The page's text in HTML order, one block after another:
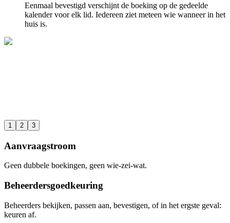
Eenmaal bevestigd verschijnt de boeking op de gedeelde
kalender voor elk lid. Iedereen ziet meteen wie wanneer in het
huis is.
1 2 3
Aanvraagstroom
Geen dubbele boekingen, geen wie-zei-wat.
Beheerdersgoedkeuring
Beheerders bekijken, passen aan, bevestigen, of in het ergste geval:
keuren af.